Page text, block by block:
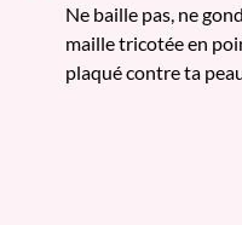
Ne baille pas, ne
maille tricotée en
plaqué contre ta